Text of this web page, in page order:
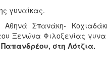
γυναίκας.
Αθηνά Σπανάκη-
Ξενώνα Φιλοξενίας
στη Λότζια.